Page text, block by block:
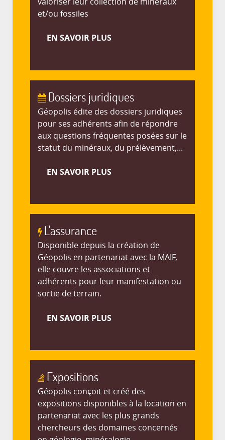
et/ou fossiles
EN SAVOIR PLUS
Dossiers juridiques
Géopolis édite des dossiers juridiques
pour ses adhérents afin de répondre
aux questions fréquentes posées sur le
statut du minéraux, du prélèvement,...
EN SAVOIR PLUS
L'assurance
Disponible depuis la création de
Géopolis en partenariat avec la MAIF,
elle couvre les associations et
adhérents pour leur manifestation ou
sortie de terrain.
EN SAVOIR PLUS
Expositions
Géopolis conçoit et créé des
expositions disponibles à la location en
partenariat avec les plus grands
chercheurs des domaines concernés